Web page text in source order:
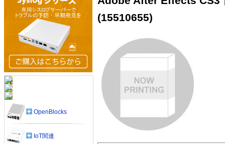
(15510655)
OpenBlocks
IoT関連